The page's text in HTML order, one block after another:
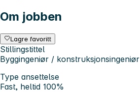
Om jobben
Lagre favoritt
Stillingstittel
Byggingeniør / konstruksjonsingeniør
Type ansettelse
Fast, heltid 100%